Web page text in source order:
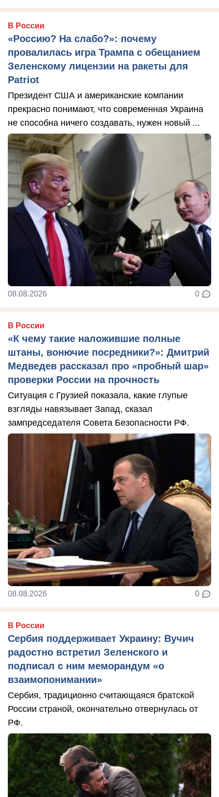
В России
«Россию? На слабо?»: почему
провалилась игра Трампа с обещанием
Зеленскому лицензии на ракеты для
Patriot
Президент США и американские компании
прекрасно понимают, что современная Украина
не способна ничего создавать, нужен новый ...
08.08.2026 0
В России
«К чему такие наложившие полные
штаны, вонючие посредники?»: Дмитрий
Медведев рассказал про «пробный шар»
проверки России на прочность
Ситуация с Грузией показала, какие глупые
взгляды навязывает Запад, сказал
зампредседателя Совета Безопасности РФ.
08.08.2026 0
В России
Сербия поддерживает Украину: Вучич
радостно встретил Зеленского и
подписал с ним меморандум «о
взаимопонимании»
Сербия, традиционно считающаяся братской
России страной, окончательно отвернулась от
РФ.